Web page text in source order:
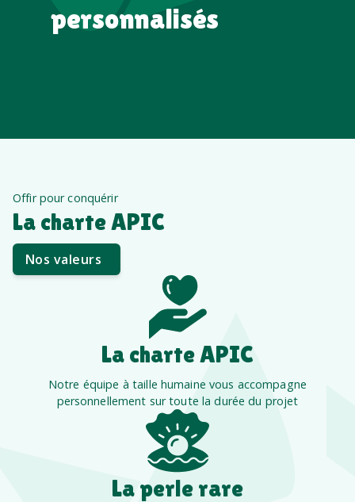
personnalisés
Offir pour conquérir
La charte APIC
Nos valeurs
La charte APIC
Notre équipe à taille humaine vous accompagne
personnellement sur toute la durée du projet
La perle rare